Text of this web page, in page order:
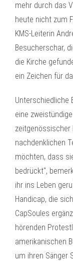
mehr durch das
heute nicht zum
KMS-Leiterin
Besucherschar,
die Kirche
ein Zeichen für
Unterschiedliche
eine
zeitgenössischer
nachdenklichen
möchten, dass
bedrückt“,
ihr ins Leben
Handicap, die
CapSoules
hörenden
amerikanischen
um ihren Sänger